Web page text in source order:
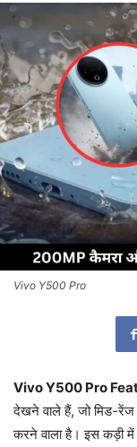
Vivo Y500 Pro
Vivo Y500 Pro
देखने वाले हैं, जो मिड-रेंज
करने वाला है। इस कड़ी में